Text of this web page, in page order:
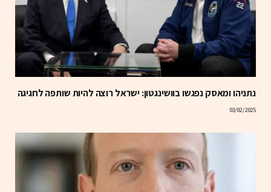
נתניהו ומאסק נפגשו בוושינגטון: ישראל רוצה להיות שותפה לחגיגה
03/02/2025